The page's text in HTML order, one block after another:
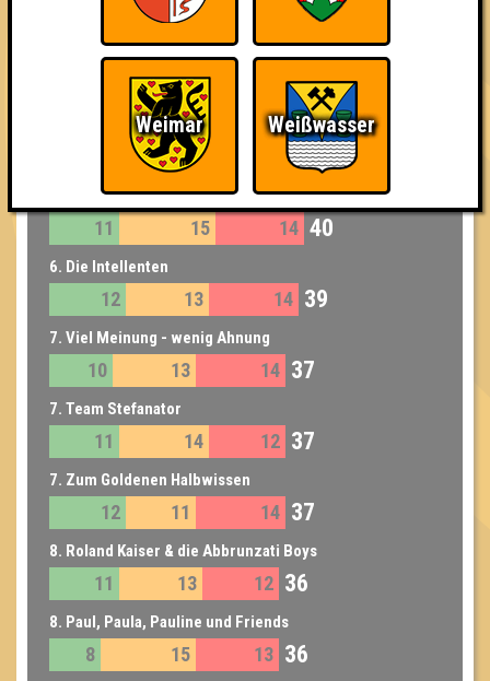
16 44
4. Knete im Kopf
16 15 43
4. Stange und die Kellerkinder
15 16 43
5. Die 8-armigen Dingdongs
11 15 14 40
6. Die Intellenten
12 13 14 39
7. Viel Meinung - wenig Ahnung
10 13 14 37
7. Team Stefanator
11 14 12 37
7. Zum Goldenen Halbwissen
12 11 14 37
8. Roland Kaiser & die Abbrunzati Boys
11 13 12 36
8. Paul, Paula, Pauline und Friends
8 15 13 36
Weimar Weißwasser